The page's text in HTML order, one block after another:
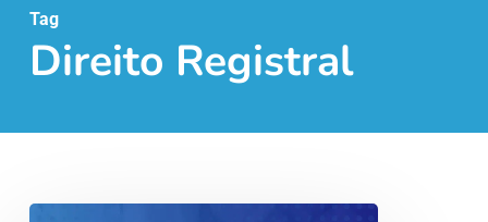
content
Tag
Direito Registral